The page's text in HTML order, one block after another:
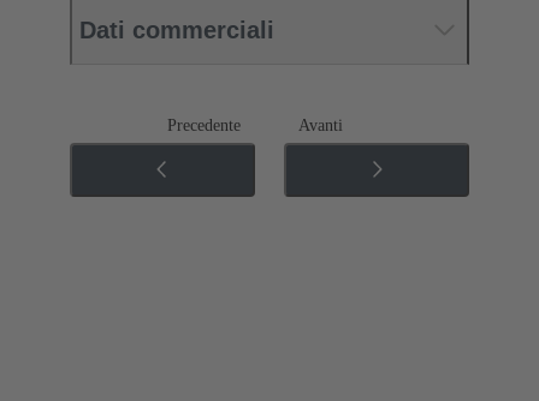
Dati commerciali
Precedente Avanti